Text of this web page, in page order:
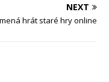
NEXT
hrát staré hry online